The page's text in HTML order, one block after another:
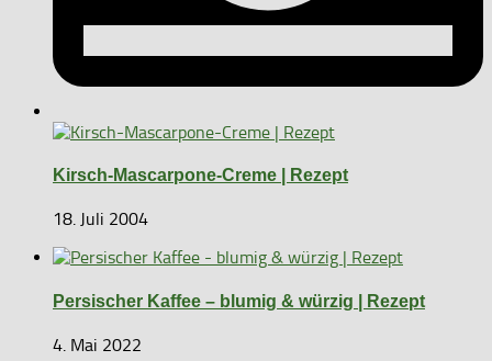
Kirsch-Mascarpone-Creme | Rezept
18. Juli 2004
Persischer Kaffee – blumig & würzig | Rezept
4. Mai 2022